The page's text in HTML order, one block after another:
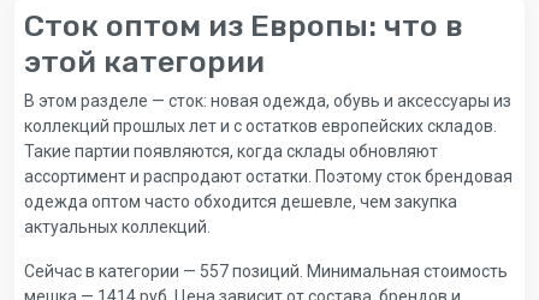
Сток оптом из Европы: что в
этой категории
В этом разделе — сток: новая одежда, обувь и аксессуары из
коллекций прошлых лет и с остатков европейских складов.
Такие партии появляются, когда склады обновляют
ассортимент и распродают остатки. Поэтому сток брендовая
одежда оптом часто обходится дешевле, чем закупка
актуальных коллекций.
Сейчас в категории — 557 позиций. Минимальная стоимость
мешка — 1414 руб. Цена зависит от состава, брендов и